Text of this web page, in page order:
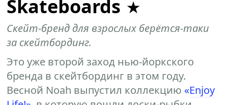
Skateboards
Скейт-бренд для взрослых берётся-таки
за скейтбординг.
Это уже второй заход нью-йоркского
бренда в скейтбординг в этом году.
Весной Noah выпустил коллекцию «Enjoy